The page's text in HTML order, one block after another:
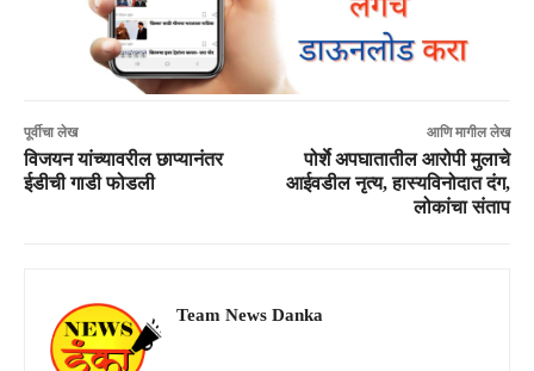
पूर्वीचा लेख
विजयन यांच्यावरील छाप्यानंतर
ईडीची गाडी फोडली
आणि मागील लेख
पोर्शे अपघातातील आरोपी मुलाचे
आईवडील नृत्य, हास्यविनोदात दंग,
लोकांचा संताप
Team News Danka